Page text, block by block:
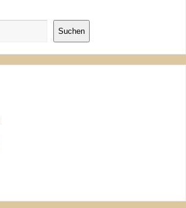
Suchen